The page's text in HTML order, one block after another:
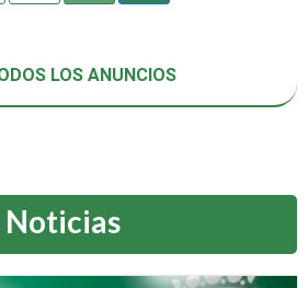
LOS ANUNCIOS
Noticias